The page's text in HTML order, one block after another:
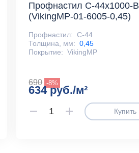
Профнастил С-44x1000-B
(VikingMP-01-6005-0,45)
Профнастил: С-44
Толщина, мм: 0,45
Покрытие: VikingMP
690 -8%
634 руб./м²
Купить